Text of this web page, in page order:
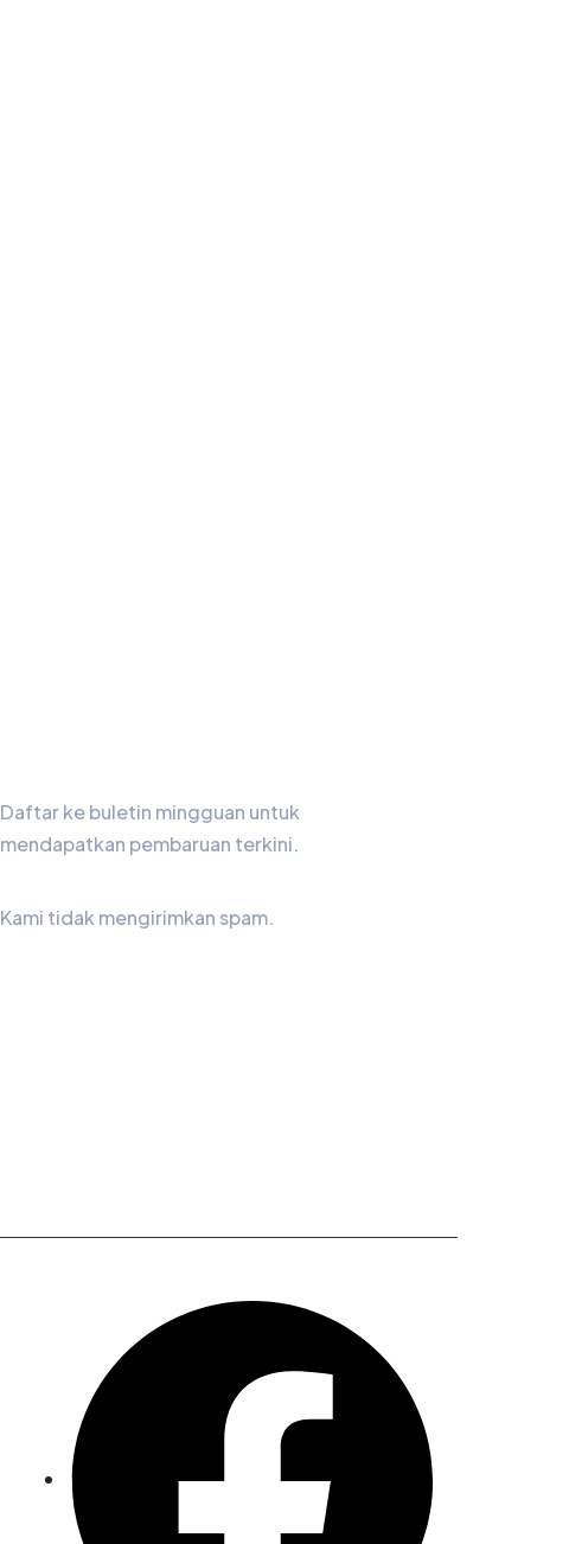
Daftar ke buletin mingguan untuk
mendapatkan pembaruan terkini.
Kami tidak mengirimkan spam.